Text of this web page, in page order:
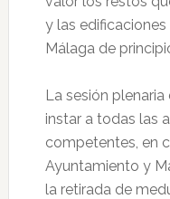
y las
Málaga de
La sesión
instar a todas las
competentes, en
Ayuntamiento y
la retirada de